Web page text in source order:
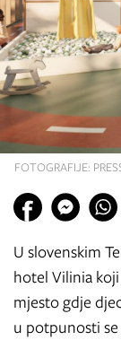
FOTOGRAFIJE:
U slovenskim
hotel Vilinia
mjesto gdje
u potpunosti